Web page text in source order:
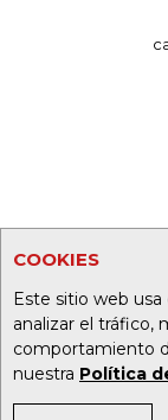
COOKIES
Este sitio web
analizar el tráfico,
comportamiento
nuestra Política